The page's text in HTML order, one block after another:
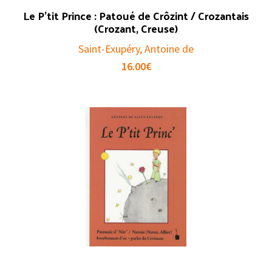
Le P’tit Prince : Patoué de Crôzint / Crozantais
(Crozant, Creuse)
Saint-Exupéry, Antoine de
16.00€